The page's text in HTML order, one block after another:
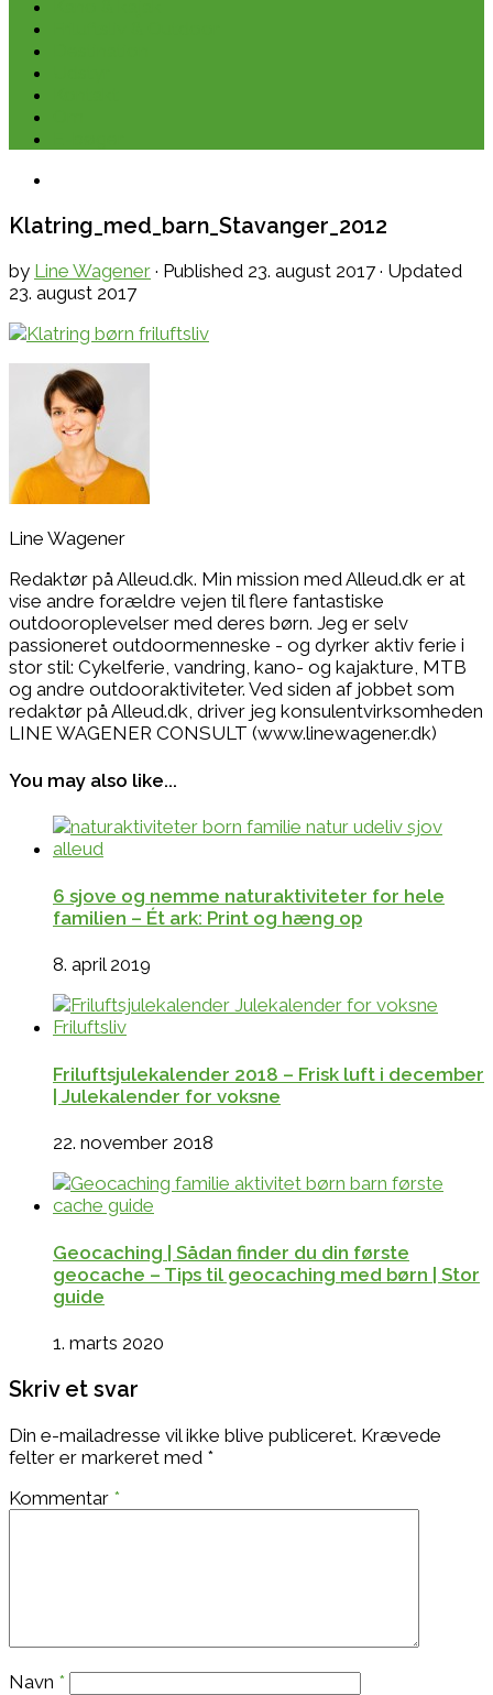
Klatring_med_barn_Stavanger_2012
by Line Wagener · Published 23. august 2017· Updated
23. august 2017
Line Wagener
Redaktør på Alleud.dk. Min mission med Alleud.dk er at
vise andre forældre vejen til flere fantastiske
outdooroplevelser med deres børn. Jeg er selv
passioneret outdoormenneske - og dyrker aktiv ferie i
stor stil: Cykelferie, vandring, kano- og kajakture, MTB
og andre outdooraktiviteter. Ved siden af jobbet som
redaktør på Alleud.dk, driver jeg konsulentvirksomheden
LINE WAGENER CONSULT (www.linewagener.dk)
You may also like...
6 sjove og nemme naturaktiviteter for hele
familien – Ét ark: Print og hæng op
8. april 2019
Friluftsjulekalender 2018 – Frisk luft i december
| Julekalender for voksne
22. november 2018
Geocaching | Sådan finder du din første
geocache – Tips til geocaching med børn | Stor
guide
1. marts 2020
Skriv et svar
Din e-mailadresse vil ikke blive publiceret. Krævede
felter er markeret med *
Kommentar *
Navn *